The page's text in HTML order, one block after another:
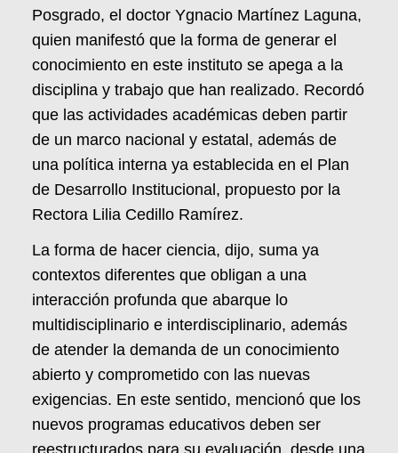
Posgrado, el doctor Ygnacio Martínez Laguna,
quien manifestó que la forma de generar el
conocimiento en este instituto se apega a la
disciplina y trabajo que han realizado. Recordó
que las actividades académicas deben partir
de un marco nacional y estatal, además de
una política interna ya establecida en el Plan
de Desarrollo Institucional, propuesto por la
Rectora Lilia Cedillo Ramírez.
La forma de hacer ciencia, dijo, suma ya
contextos diferentes que obligan a una
interacción profunda que abarque lo
multidisciplinario e interdisciplinario, además
de atender la demanda de un conocimiento
abierto y comprometido con las nuevas
exigencias. En este sentido, mencionó que los
nuevos programas educativos deben ser
reestructurados para su evaluación, desde una